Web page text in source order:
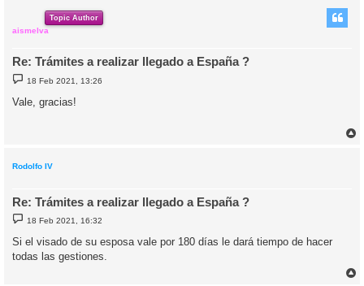
Topic Author
aismelva
Re: Trámites a realizar llegado a España ?
M
e
n
s
18 Feb 2021, 13:26
Vale, gracias!
Rodolfo IV
Re: Trámites a realizar llegado a España ?
M
e
s
a
18 Feb 2021, 16:32
Si el visado de su esposa vale por 180 días le dará tiempo de hacer
todas las gestiones.